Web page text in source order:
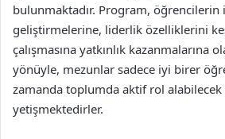
bulunmaktadır. Program,
geliştirmelerine, liderlik özelliklerini
çalışmasına yatkınlık kazanmalarına
yönüyle, mezunlar sadece iyi birer
zamanda toplumda aktif rol
yetişmektedirler.